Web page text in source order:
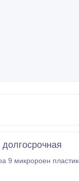
9 микророен